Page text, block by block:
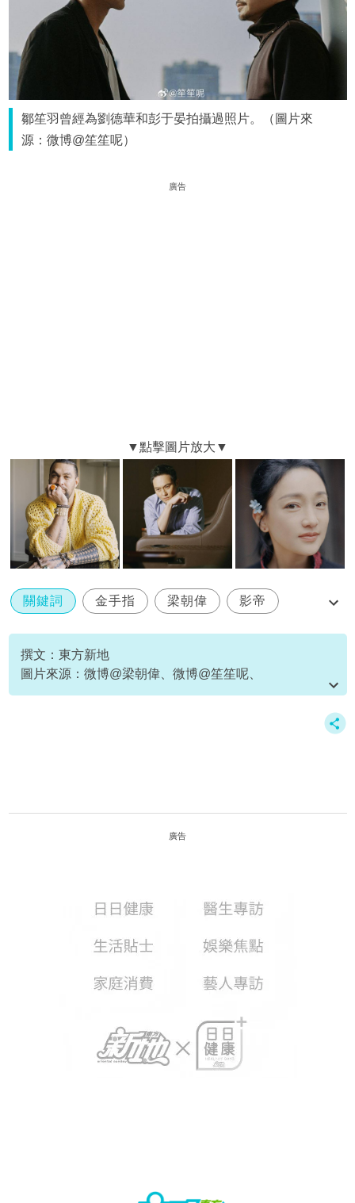
鄒笙羽曾經為劉德華和彭于晏拍攝過照片。（圖片來
源：微博@笙笙呢）
廣告
關鍵詞 金手指 梁朝偉 影帝
鄒笙羽
撰文：東方新地
圖片來源：微博@梁朝偉、微博@笙笙呢、
IG@sheng.rain
廣告